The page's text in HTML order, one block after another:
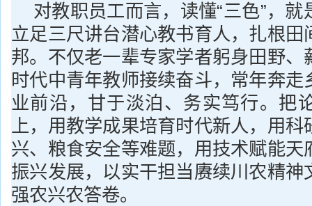
对教职员工而言，读懂“三色”，
立足三尺讲台潜心教书育人，扎根田
邦。不仅老一辈专家学者躬身田野、
时代中青年教师接续奋斗，常年奔走
业前沿，甘于淡泊、务实笃行。把
上，用教学成果培育时代新人，用科
兴、粮食安全等难题，用技术赋能天
振兴发展，以实干担当赓续川农精神
强农兴农答卷。